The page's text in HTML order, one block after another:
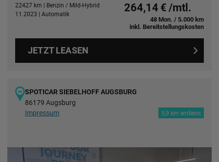
22427 km | Benzin / Mild-Hybrid
11.2023 | Automatik
264,14 € /mtl.
48 Mon. / 5.000 km
inkl. Bereitstellungskosten
JETZT LEASEN
SPOTICAR SIEBELHOFF AUGSBURG
86179 Augsburg
Impressum
5,9 km entfernt